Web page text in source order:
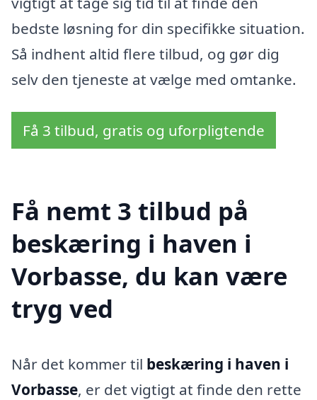
bedste løsning for din specifikke situation.
Så indhent altid flere tilbud, og gør dig
selv den tjeneste at vælge med omtanke.
Få 3 tilbud, gratis og uforpligtende
Få nemt 3 tilbud på
beskæring i haven i
Vorbasse, du kan være
tryg ved
Når det kommer til beskæring i haven i
Vorbasse, er det vigtigt at finde den rette